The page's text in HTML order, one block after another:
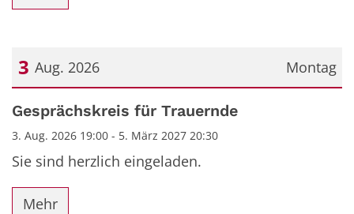
Montag
3 Aug. 2026
Datum: 3. August 2026
Gesprächskreis für Trauernde
3. Aug. 2026 19:00 - 5. März 2027 20:30
Sie sind herzlich eingeladen.
Mehr